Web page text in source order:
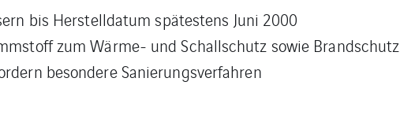
bis Herstelldatum spätestens Juni 2000
zum Wärme- und Schallschutz sowie Brandschutz
besondere Sanierungsverfahren